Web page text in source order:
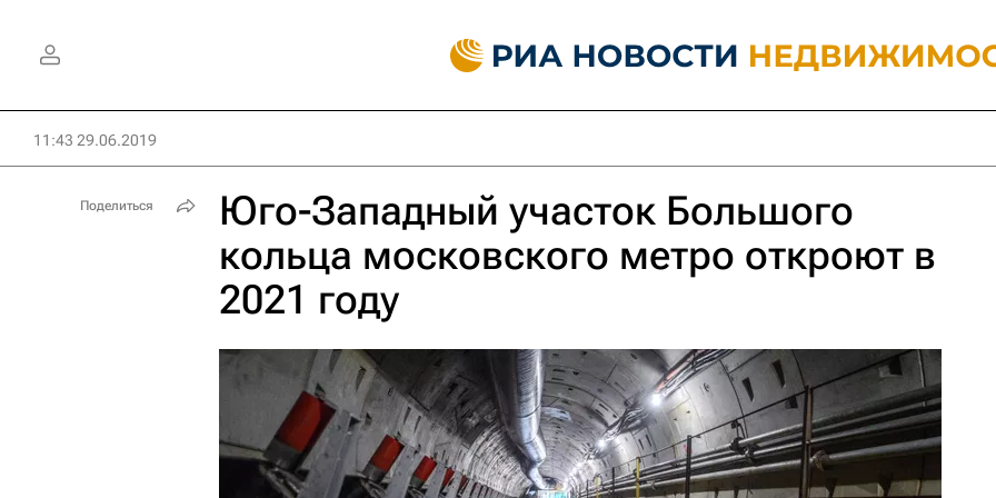
11:43 29.06.2019
Юго-Западный участок Большого
кольца московского метро откроют в
2021 году
Поделиться